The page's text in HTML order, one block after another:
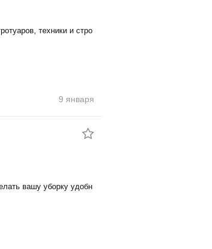
техники и стро
9 января
вашу уборку удобн